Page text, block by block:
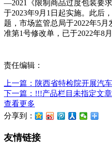
—2021《限制商品过度包装要
于2023年9月1日起实施。此后
题，市场监管总局于2022年5
准第1号修改单，已于2022年8月
责任编辑：
上一篇：陕西省特检院开展汽
下一篇：!!!产品栏目未指定文
查看更多
分享到：
友情链接